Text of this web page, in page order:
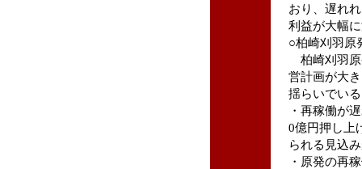
おり、遅れ
利益が大幅
○柏崎刈羽原
柏崎刈羽原
営計画が大
揺らいでい
・再稼働が
0億円押し上
られる見込
・原発の再